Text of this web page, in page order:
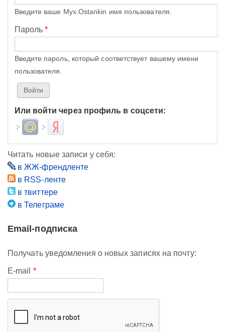
Введите ваше Myx.Ostankin имя пользователя.
Пароль*
Введите пароль, который соответствует вашему имени
пользователя.
Или войти через профиль в соцсети:
Login with Mail.ruLogin with Яндекс
Читать новые записи у себя:
в ЖЖ-френдленте
в RSS-ленте
в твиттере
в Телеграме
Email-подписка
Получать уведомления о новых записях на почту:
E-mail *